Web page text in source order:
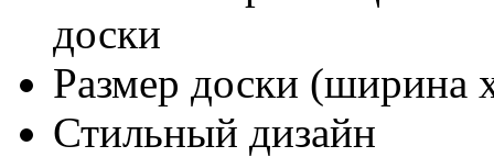
доски
Размер доски (ширина
Стильный дизайн